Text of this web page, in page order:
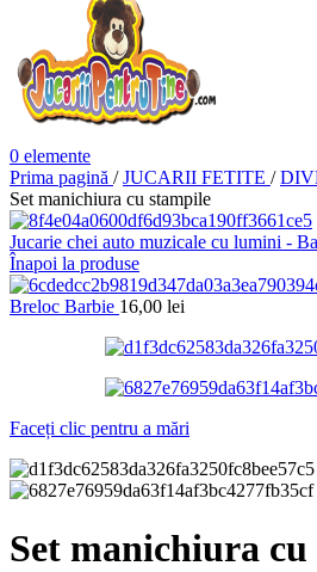
0 elemente
Prima pagină / JUCARII FETITE /
Set manichiura cu stampile
Jucarie chei auto muzicale cu lumini -
Înapoi la produse
Breloc Barbie 16,00 lei
Faceți clic pentru a mări
Set manichiura